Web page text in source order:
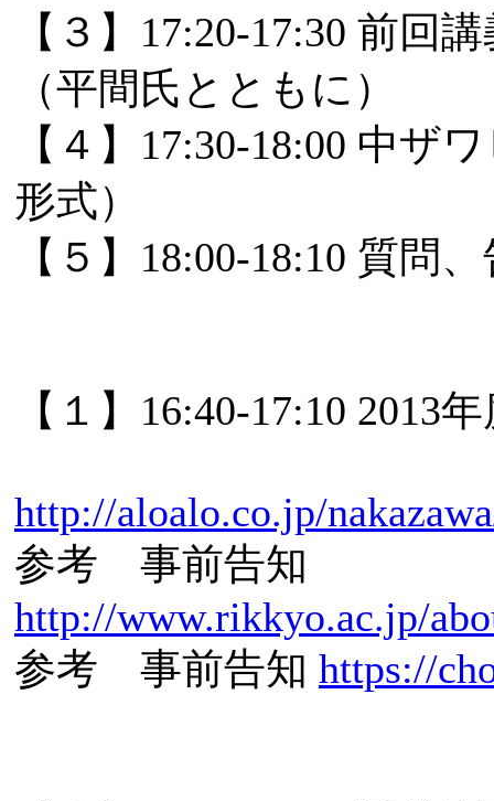
【３】17:20-17:30 前回
（平間氏とともに）
【４】17:30-18:00 中ザ
形式）
【５】18:00-18:10 質問
【１】16:40-17:10
http://aloalo.co.jp/
参考 事前告知
http://www.rikkyo.ac.jp/
参考 事前告知 https://